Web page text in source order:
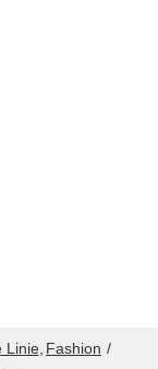
Linie Fashion